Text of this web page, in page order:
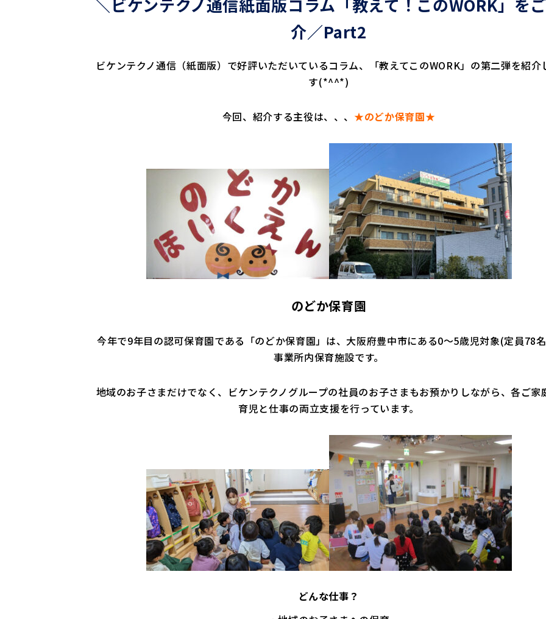
＼ビケンテクノ通信紙面版コラム「教えて！このWORK」を
介／Part2
ビケンテクノ通信（紙面版）で好評いただいているコラム、「教えてこのWORK」の第二弾を紹介
す(*^^*)
今回、紹介する主役は、、、 ★のどか保育園★
のどか保育園
今年で9年目の認可保育園である「のどか保育園」は、大阪府豊中市にある0～5歳児対象(定員78
事業所内保育施設です。
地域のお子さまだけでなく、ビケンテクノグループの社員のお子さまもお預かりしながら、各ご家
育児と仕事の両立支援を行っています。
どんな仕事？